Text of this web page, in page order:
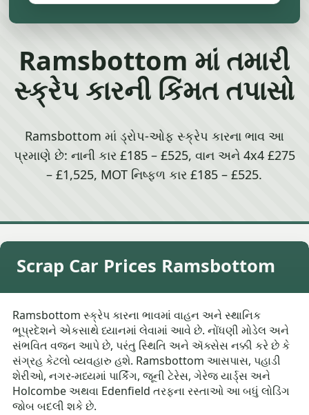
Ramsbottom માં તમારી
સ્ક્રેપ કારની કિંમત તપાસો
Ramsbottom માં ડ્રોપ-ઓફ સ્ક્રેપ કારના ભાવ આ
પ્રમાણે છે: નાની કાર £185 – £525, વાન અને 4x4 £275
– £1,525, MOT નિષ્ફળ કાર £185 – £525.
Scrap Car Prices Ramsbottom
Ramsbottom સ્ક્રેપ કારના ભાવમાં વાહન અને સ્થાનિક
ભૂપ્રદેશને એકસાથે ધ્યાનમાં લેવામાં આવે છે. નોંધણી મોડેલ અને
સંભવિત વજન આપે છે, પરંતુ સ્થિતિ અને ઍક્સેસ નક્કી કરે છે કે
સંગ્રહ કેટલો વ્યવહારુ હશે. Ramsbottom આસપાસ, પહાડી
શેરીઓ, નગર-મધ્યમાં પાર્કિંગ, જૂની ટેરેસ, ગેરેજ યાર્ડ્સ અને
Holcombe અથવા Edenfield તરફના રસ્તાઓ આ બધું લોડિંગ
જોબ બદલી શકે છે.